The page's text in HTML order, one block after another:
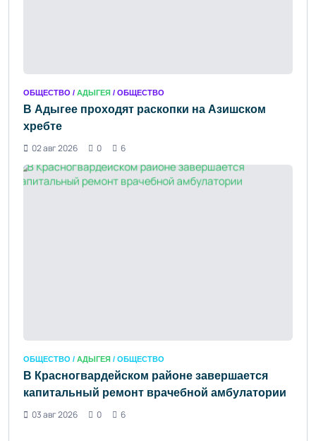
ОБЩЕСТВО / АДЫГЕЯ / ОБЩЕСТВО
В Адыгее проходят раскопки на Азишском
хребте
02 авг 2026
0 6
ОБЩЕСТВО / АДЫГЕЯ / ОБЩЕСТВО
В Красногвардейском районе завершается
капитальный ремонт врачебной амбулатории
03 авг 2026
0 6